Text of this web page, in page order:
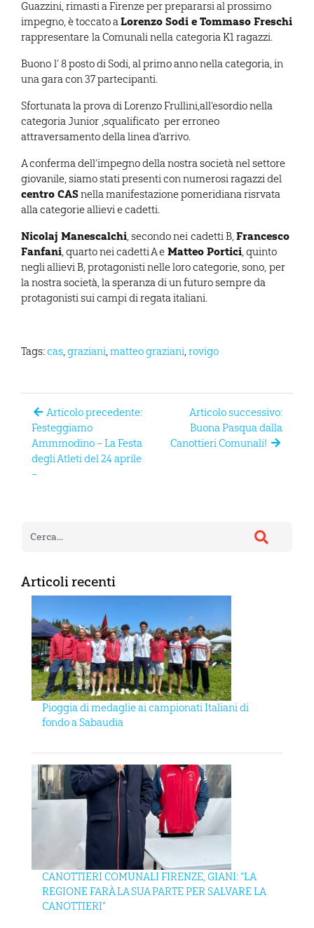
Guazzini, rimasti a Firenze per prepararsi al prossimo
impegno, è toccato aLorenzo Sodi e Tommaso Freschi
rappresentare la Comunali nella categoria K1 ragazzi.
Buono l’ 8 posto di Sodi, al primo anno nella categoria, in
una gara con 37 partecipanti.
Sfortunata la prova di Lorenzo Frullini,all’esordio nella
categoria Junior ,squalificato per erroneo
attraversamento della linea d’arrivo.
A conferma dell’impegno della nostra società nel settore
giovanile, siamo stati presenti con numerosi ragazzi del
centro CASnella manifestazione pomeridiana risrvata
alla categorie allievi e cadetti.
Nicolaj Manescalchi, secondo nei cadetti B,Francesco
Fanfani, quarto nei cadetti A e Matteo Portici, quinto
negli allievi B, protagonisti nelle loro categorie, sono, per
la nostra società, la speranza di un futuro sempre da
protagonisti sui campi di regata italiani.
Tags:cas,graziani,matteo graziani,rovigo
Articolo precedente:
Festeggiamo
Ammmodino – La Festa
degli Atleti del 24 aprile
–
Articolo successivo:
Buona Pasqua dalla
Canottieri Comunali!
Articoli recenti
Pioggia di medaglie ai campionati Italiani di
fondo a Sabaudia
CANOTTIERI COMUNALI FIRENZE, GIANI: “LA
REGIONE FARÀ LA SUA PARTE PER SALVARE LA
CANOTTIERI”